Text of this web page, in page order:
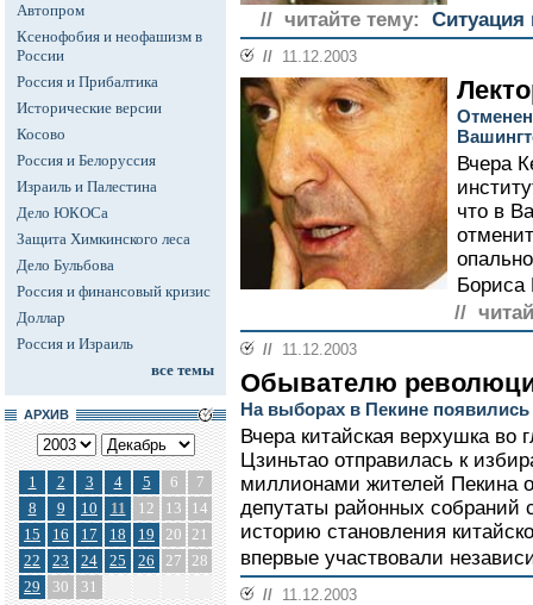
Автопром
Ксенофобия и неофашизм в
России
Россия и Прибалтика
Исторические версии
Косово
Россия и Белоруссия
Израиль и Палестина
Дело ЮКОСа
Защита Химкинского леса
Дело Бульбова
Россия и финансовый кризис
Доллар
Россия и Израиль
все темы
АРХИВ
1 2 3 4 5 6
7
8
9 10 11 12 13
14
15
16 17 18 19 20 21
22
23 24 25 26 27 28
29
30 31
// читайте тему:
Ситуация
// 11.12.2003
Вчера
что в
Бориса
//
// 11.12.2003
Обывателю
На выборах в Пекине
Вчера китайская верхушка
Цзиньтао отправилась к
миллионами жителей Пекина
депутаты районных собраний
историю становления
впервые участвовали
// 11.12.2003